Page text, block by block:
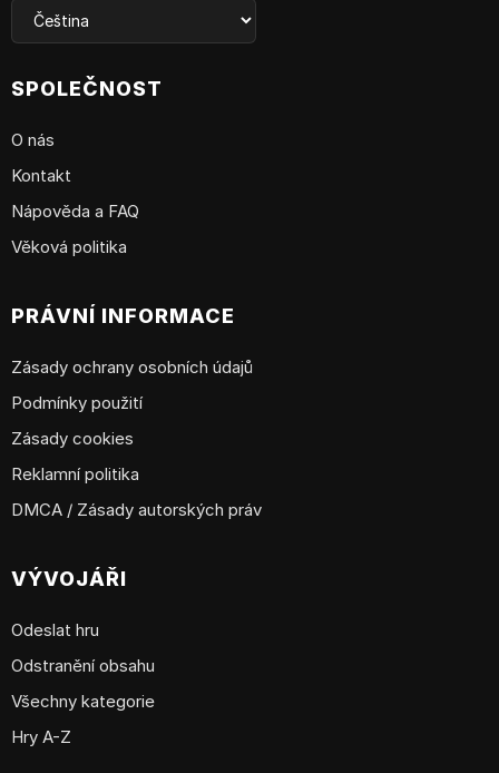
SPOLEČNOST
O nás
Kontakt
Nápověda a FAQ
Věková politika
PRÁVNÍ INFORMACE
Zásady ochrany osobních údajů
Podmínky použití
Zásady cookies
Reklamní politika
DMCA / Zásady autorských práv
VÝVOJÁŘI
Odeslat hru
Odstranění obsahu
Všechny kategorie
Hry A-Z